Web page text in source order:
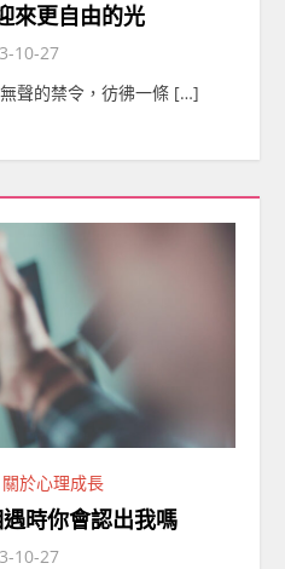
來更自由的光
10-27
聲的禁令，彷彿一條 […]
關於心理成長
時你會認出我嗎
10-27